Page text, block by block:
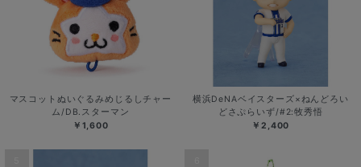
マスコットぬいぐるみめじるしチャー
ム/DB.スターマン
￥1,600
横浜DeNAベイスターズ×ねんどろい
どさぷらいず/#2:牧秀悟
￥2,400